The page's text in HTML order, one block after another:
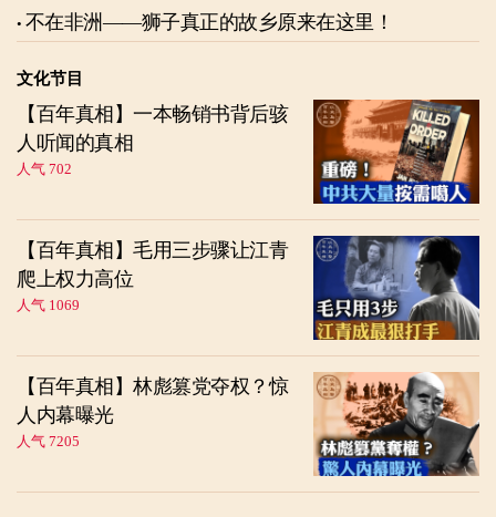
不在非洲——狮子真正的故乡原来在这里！
文化节目
【百年真相】一本畅销书背后骇
人听闻的真相
人气 702
【百年真相】毛用三步骤让江青
爬上权力高位
人气 1069
【百年真相】林彪篡党夺权？惊
人内幕曝光
人气 7205